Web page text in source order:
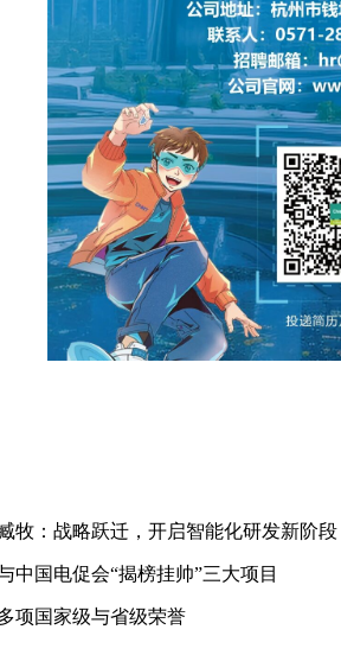
牧：战略跃迁，开启智能化研发新阶段
中国电促会“揭榜挂帅”三大项目
项国家级与省级荣誉